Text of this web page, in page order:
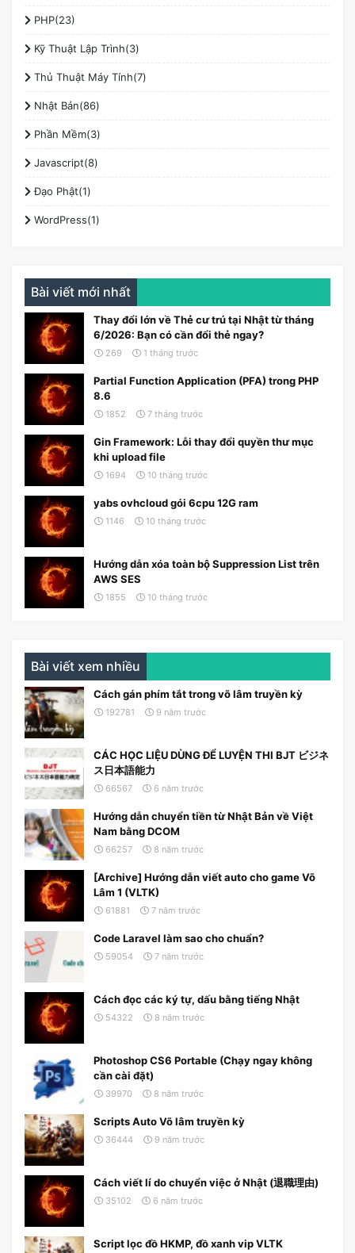
PHP(23)
Kỹ Thuật Lập Trình(3)
Thủ Thuật Máy Tính(7)
Nhật Bản(86)
Phần Mềm(3)
Javascript(8)
Đạo Phật(1)
WordPress(1)
Bài viết mới nhất
Thay đổi lớn về Thẻ cư trú tại Nhật từ tháng
6/2026: Bạn có cần đổi thẻ ngay?
269 1 tháng trước
Partial Function Application (PFA) trong PHP
8.6
1852 7 tháng trước
Gin Framework: Lỗi thay đổi quyền thư mục
khi upload file
1694 10 tháng trước
yabs ovhcloud gói 6cpu 12G ram
1146 10 tháng trước
Hướng dẫn xóa toàn bộ Suppression List trên
AWS SES
1855 10 tháng trước
Bài viết xem nhiều
Cách gán phím tắt trong võ lâm truyền kỳ
192781 9 năm trước
CÁC HỌC LIỆU DÙNG ĐỂ LUYỆN THI BJT ビジネ
ス日本語能力
66567 6 năm trước
Hướng dẫn chuyển tiền từ Nhật Bản về Việt
Nam bằng DCOM
66257 8 năm trước
[Archive] Hướng dẫn viết auto cho game Võ
Lâm 1 (VLTK)
61881 7 năm trước
Code Laravel làm sao cho chuẩn?
59054 7 năm trước
Cách đọc các ký tự, dấu bằng tiếng Nhật
54322 8 năm trước
Photoshop CS6 Portable (Chạy ngay không
cần cài đặt)
39970 8 năm trước
Scripts Auto Võ lâm truyền kỳ
36444 9 năm trước
Cách viết lí do chuyển việc ở Nhật (退職理由)
35102 6 năm trước
Script lọc đồ HKMP, đồ xanh vip VLTK